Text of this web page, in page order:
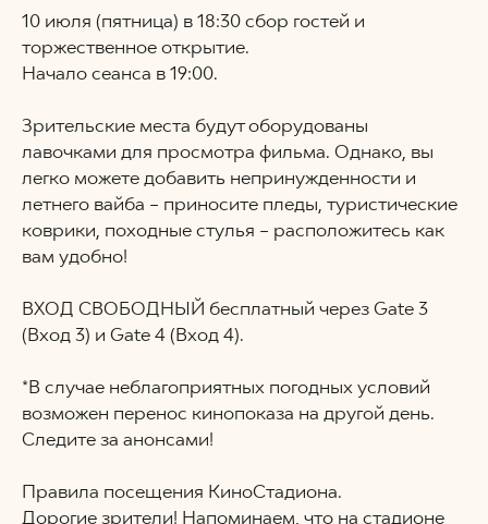
10 июля (пятница) в 18:30 сбор гостей и
торжественное открытие.
Начало сеанса в 19:00.
Зрительские места будут оборудованы
лавочками для просмотра фильма. Однако, вы
легко можете добавить непринужденности и
летнего вайба – приносите пледы, туристические
коврики, походные стулья – расположитесь как
вам удобно!
ВХОД СВОБОДНЫЙ бесплатный через Gate 3
(Вход 3) и Gate 4 (Вход 4).
*В случае неблагоприятных погодных условий
возможен перенос кинопоказа на другой день.
Следите за анонсами!
Правила посещения КиноСтадиона.
Дорогие зрители! Напоминаем, что на стадионе